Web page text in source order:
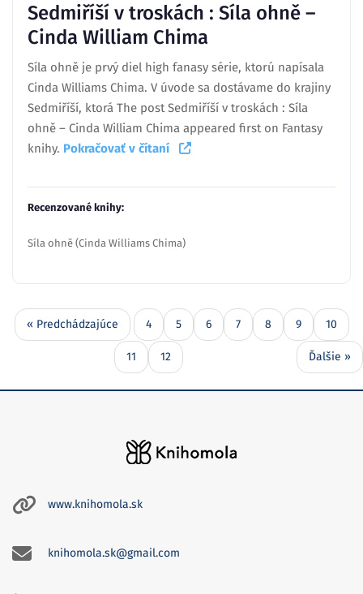
Sedmiříší v troskách : Síla ohně –
Cinda William Chima
Síla ohně je prvý diel high fanasy série, ktorú napísala
Cinda Williams Chima. V úvode sa dostávame do krajiny
Sedmiříší, ktorá The post Sedmiříší v troskách : Síla
ohně – Cinda William Chima appeared first on Fantasy
knihy. Pokračovať v čítaní
Recenzované knihy:
Síla ohně (Cinda Williams Chima)
« Predchádzajúce 4 5 6 7 8 9 10
11 12 Ďalšie »
www.knihomola.sk
knihomola.sk@gmail.com